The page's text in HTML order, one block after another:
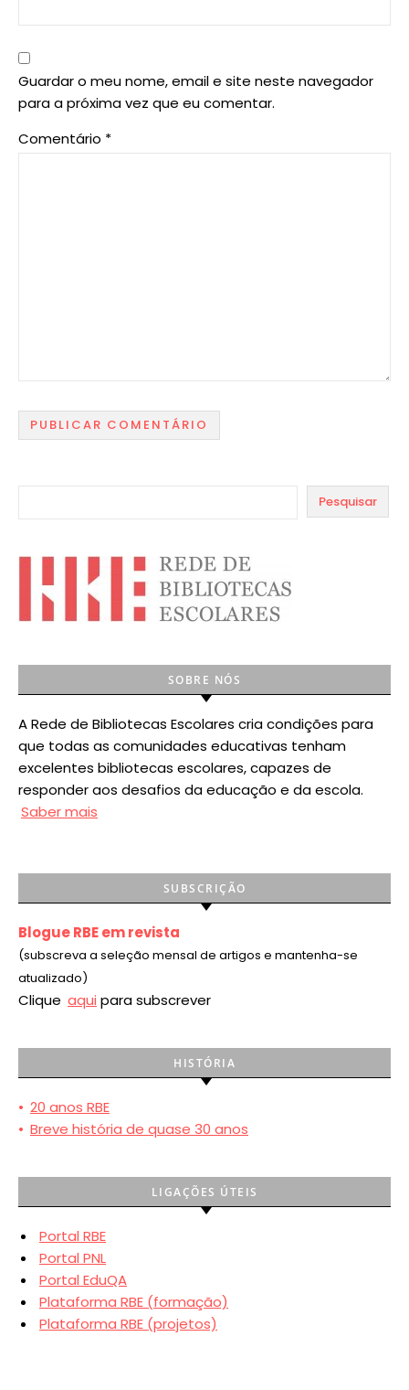
Guardar o meu nome, email e site neste navegador
para a próxima vez que eu comentar.
Comentário *
Pesquisar
SOBRE NÓS
A Rede de Bibliotecas Escolares cria condições para
que todas as comunidades educativas tenham
excelentes bibliotecas escolares, capazes de
responder aos desafios da educação e da escola.
Saber mais
SUBSCRIÇÃO
Blogue RBE em revista
(subscreva a seleção mensal de artigos e mantenha-se
atualizado)
Clique aqui para subscrever
HISTÓRIA
• 20 anos RBE
• Breve história de quase 30 anos
LIGAÇÕES ÚTEIS
Portal RBE
Portal PNL
Portal EduQA
Plataforma RBE (formação)
Plataforma RBE (projetos)